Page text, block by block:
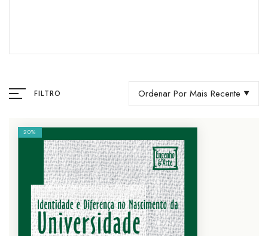
FILTRO Ordenar Por Mais Recente
20%